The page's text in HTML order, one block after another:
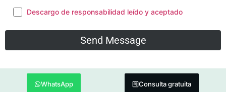
Descargo de responsabilidad leído y aceptado
WhatsApp Consulta gratuita